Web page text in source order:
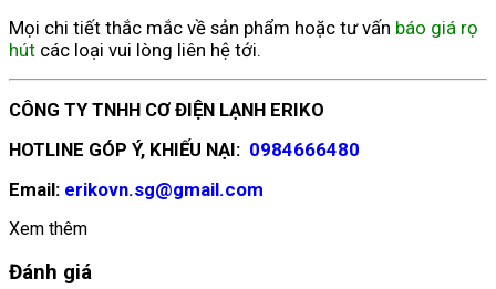
Mọi chi tiết thắc mắc về sản phẩm hoặc tư vấn báo giá rọ
hút các loại vui lòng liên hệ tới.
CÔNG TY TNHH CƠ ĐIỆN LẠNH ERIKO
HOTLINE GÓP Ý, KHIẾU NẠI: 0984666480
Email: erikovn.sg@gmail.com
Xem thêm
Đánh giá